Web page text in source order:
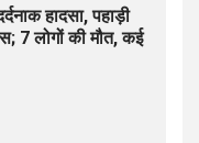
हादसा, पहाड़ी
7 लोगों की मौत, कई